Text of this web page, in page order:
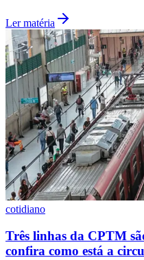
Vasco
Ler matéria
cotidiano
Três linhas da CPTM
confira como está a